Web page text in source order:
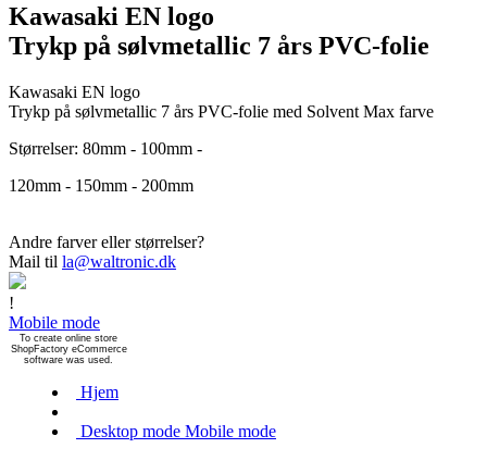
Kawasaki EN logo
Trykp på sølvmetallic 7 års PVC-folie
Kawasaki EN logo
Trykp på sølvmetallic 7 års PVC-folie med Solvent Max farve
Størrelser: 80mm - 100mm -
120mm - 150mm - 200mm
Andre farver eller størrelser?
Mail til la@waltronic.dk
!
Mobile mode
To create online store
ShopFactory eCommerce
software was used.
Hjem
Desktop mode Mobile mode